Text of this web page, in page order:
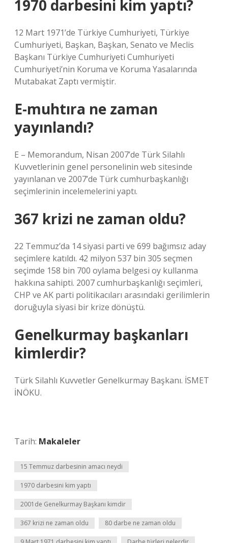
1970 darbesini kim yaptı?
12 Mart 1971’de Türkiye Cumhuriyeti, Türkiye
Cumhuriyeti, Başkan, Başkan, Senato ve Meclis
Başkanı Türkiye Cumhuriyeti Cumhuriyeti
Cumhuriyeti’nin Koruma ve Koruma Yasalarında
Mutabakat Zaptı vermiştir.
E-muhtıra ne zaman
yayınlandı?
E – Memorandum, Nisan 2007’de Türk Silahlı
Kuvvetlerinin genel personelinin web sitesinde
yayınlanan ve 2007’de Türk cumhurbaşkanlığı
seçimlerinin incelemelerini yaptı.
367 krizi ne zaman oldu?
22 Temmuz’da 14 siyasi parti ve 699 bağımsız aday
seçimlere katıldı. 42 milyon 537 bin 305 seçmen
seçimde 158 bin 700 oylama belgesi oy kullanma
hakkına sahipti. 2007 cumhurbaşkanlığı seçimleri,
CHP ve AK parti politikacıları arasındaki gerilimlerin
doruğuyla siyasi bir krize dönüştü.
Genelkurmay başkanları
kimlerdir?
Türk Silahlı Kuvvetler Genelkurmay Başkanı. İSMET
İNÖKU.
Tarih: Makaleler
15 Temmuz darbesinin amacı neydi
1970 darbesini kim yaptı
2001de Genelkurmay Başkanı kimdir
367 krizi ne zaman oldu 80 darbe ne zaman oldu